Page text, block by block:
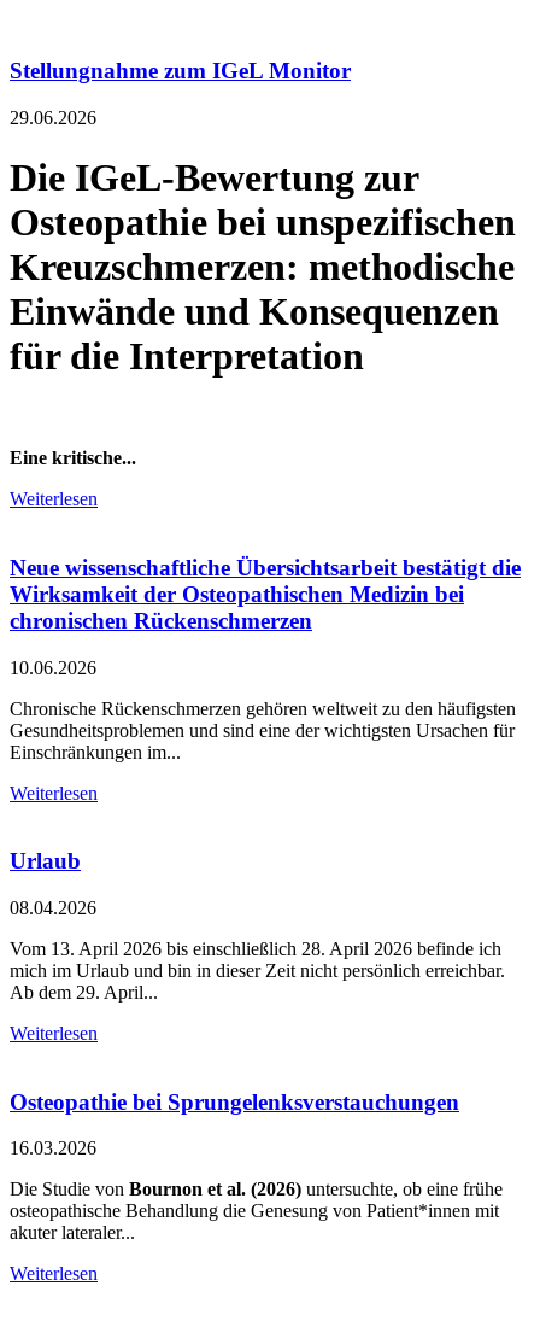
Stellungnahme zum IGeL Monitor
29.06.2026
Die IGeL-Bewertung zur
Osteopathie bei unspezifischen
Kreuzschmerzen: methodische
Einwände und Konsequenzen
für die Interpretation
Eine kritische...
Weiterlesen
Neue wissenschaftliche Übersichtsarbeit bestätigt die
Wirksamkeit der Osteopathischen Medizin bei
chronischen Rückenschmerzen
10.06.2026
Chronische Rückenschmerzen gehören weltweit zu den häufigsten
Gesundheitsproblemen und sind eine der wichtigsten Ursachen für
Einschränkungen im...
Weiterlesen
Urlaub
08.04.2026
Vom 13. April 2026 bis einschließlich 28. April 2026 befinde ich
mich im Urlaub und bin in dieser Zeit nicht persönlich erreichbar.
Ab dem 29. April...
Weiterlesen
Osteopathie bei Sprungelenksverstauchungen
16.03.2026
Die Studie von Bournon et al. (2026) untersuchte, ob eine frühe
osteopathische Behandlung die Genesung von Patient*innen mit
akuter lateraler...
Weiterlesen